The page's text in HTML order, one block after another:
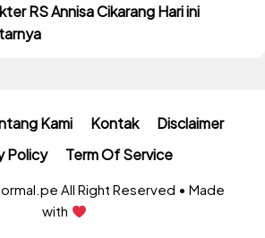
RS Annisa Cikarang Hari ini
Kami Kontak
Disclaimer
Policy
Term Of Service
All Right Reserved • Made
with